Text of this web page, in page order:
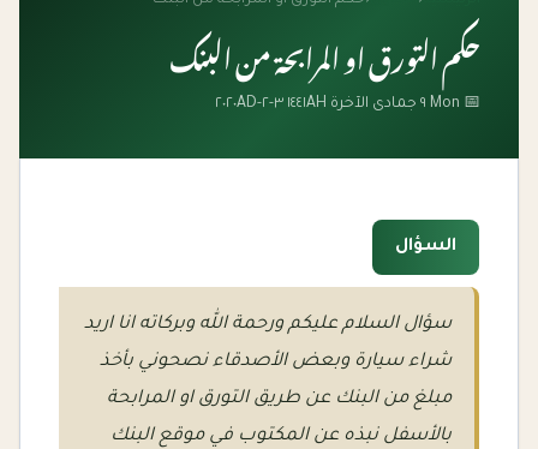
حكم التورق او المرابحة من البنك
📅 Mon ٩ جمادى الآخرة ١٤٤١AH ٣-٢-٢٠٢٠AD
السؤال
سؤال السلام عليكم ورحمة الله وبركاته انا اريد
شراء سيارة وبعض الأصدقاء نصحوني بأخذ
مبلغ من البنك عن طريق التورق او المرابحة
بالأسفل نبذه عن المكتوب في موقع البنك